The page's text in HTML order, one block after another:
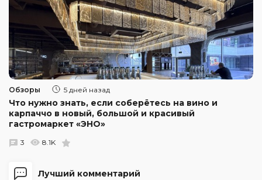
Лучший комментарий
Обзоры 5 дней назад
Что нужно знать, если соберётесь на вино и
карпаччо в новый, большой и красивый
гастромаркет «ЭНО»
3 8.1K